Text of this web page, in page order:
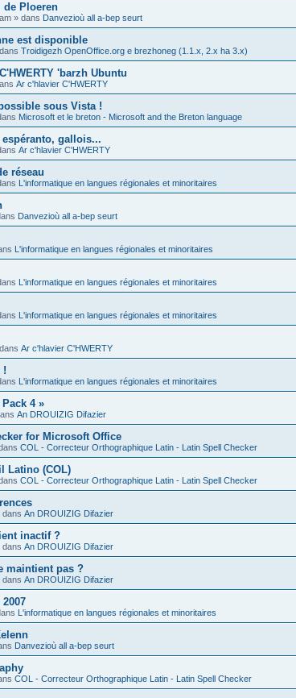
de Ploeren
» dans Danvezioù all a-bep seurt
est disponible
Troidigezh OpenOffice.org e brezhoneg (1.1.x, 2.x ha 3.x)
'barzh Ubuntu
Ar c'hlavier C'HWERTY
sous Vista !
Microsoft et le breton - Microsoft and the Breton language
gallois...
Ar c'hlavier C'HWERTY
réseau
L'informatique en langues régionales et minoritaires
Danvezioù all a-bep seurt
L'informatique en langues régionales et minoritaires
L'informatique en langues régionales et minoritaires
L'informatique en langues régionales et minoritaires
Ar c'hlavier C'HWERTY
!
L'informatique en langues régionales et minoritaires
4 »
An DROUIZIG Difazier
for Microsoft Office
COL - Correcteur Orthographique Latin - Latin Spell Checker
Latino (COL)
COL - Correcteur Orthographique Latin - Latin Spell Checker
dans An DROUIZIG Difazier
inactif ?
dans An DROUIZIG Difazier
maintient pas ?
dans An DROUIZIG Difazier
L'informatique en langues régionales et minoritaires
Danvezioù all a-bep seurt
COL - Correcteur Orthographique Latin - Latin Spell Checker